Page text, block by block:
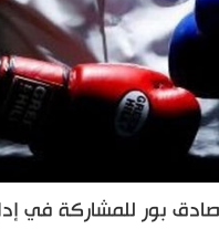
صادق بور للمشاركة في